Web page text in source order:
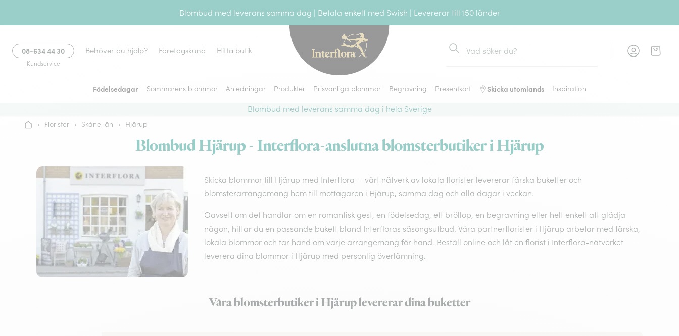
Blombud med leverans samma dag | Betala enkelt med Swish | Levererar till 150 länder
08-634 44 30
Kundservice
Behöver du hjälp? Företagskund Hitta butik
Födelsedagar Sommarens blommor Anledningar Produkter Prisvänliga blommor Begravning Presentkort Skicka utomlands Inspiration
Blombud med leverans samma dag i hela Sverige
Hem› Florister › Skåne län › Hjärup
Blombud Hjärup - Interflora-anslutna blomsterbutiker i Hjärup
Skicka blommor till Hjärup med Interflora — vårt nätverk av lokala florister levererar färska buketter och
blomsterarrangemang hem till mottagaren i Hjärup, samma dag och alla dagar i veckan.
Oavsett om det handlar om en romantisk gest, en födelsedag, ett bröllop, en begravning eller helt enkelt att glädja
någon, hittar du en passande bukett bland Interfloras säsongsutbud. Våra partnerflorister i Hjärup arbetar med färska,
lokala blommor och tar hand om varje arrangemang för hand. Beställ online och låt en florist i Interflora-nätverket
leverera dina blommor i Hjärup med personlig överlämning.
Våra blomsterbutiker i Hjärup levererar dina buketter